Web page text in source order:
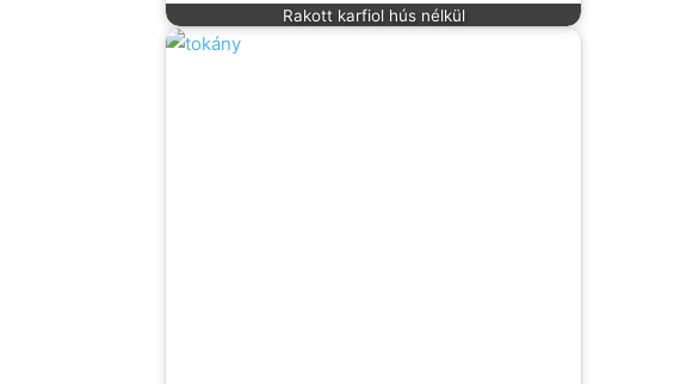
Rakott karfiol hús nélkül